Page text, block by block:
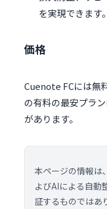
を実現できます。
価格
Cuenote FCには無
の有料の最安プラ
があります。
本ページの情報は
よびAIによる自動
証するものではあ